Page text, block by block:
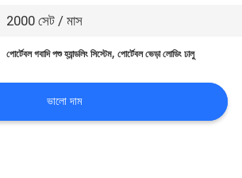
2000 সেট / মাস
পোর্টেবল গবাদি পশু হ্যান্ডলিং সিস্টেম,পোর্টেবল ভেড়া লোডিং ঢালু
ভালো দাম